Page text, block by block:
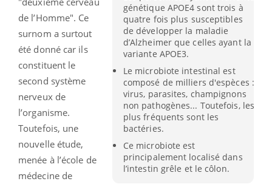
génétique APOE4 sont trois à
quatre fois plus susceptibles
de développer la maladie
d’Alzheimer que celles ayant la
variante APOE3.
Le microbiote intestinal est
composé de milliers d'espèces :
virus, parasites, champignons
non pathogènes... Toutefois, les
plus fréquents sont les
bactéries.
Ce microbiote est
principalement localisé dans
l’intestin grêle et le côlon.
de l’Homme". Ce
surnom a surtout
été donné car ils
constituent le
second système
nerveux de
l’organisme.
Toutefois, une
nouvelle étude,
menée à l’école de
médecine de